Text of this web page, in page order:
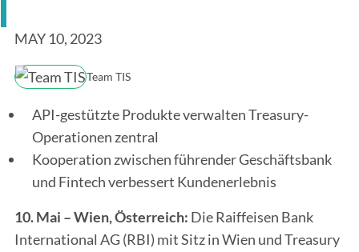
MAY 10, 2023
Team TIS
API-gestützte Produkte verwalten Treasury-
Operationen zentral
Kooperation zwischen führender Geschäftsbank
und Fintech verbessert Kundenerlebnis
10. Mai – Wien, Österreich: Die Raiffeisen Bank
International AG (RBI) mit Sitz in Wien und Treasury